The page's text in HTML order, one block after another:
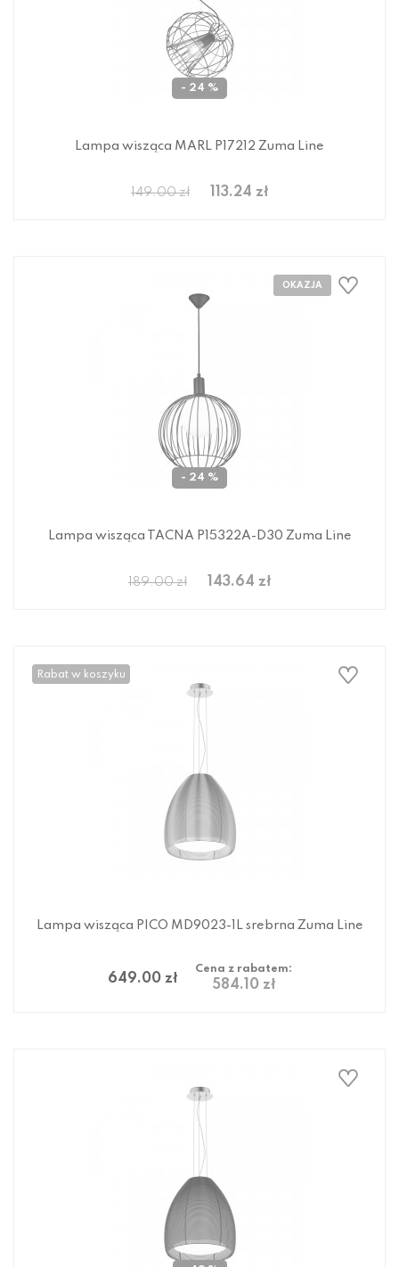
- 24 %
Lampa wisząca MARL P17212 Zuma Line
149.00 zł 113.24 zł
- 24 %
Lampa wisząca TACNA P15322A-D30 Zuma Line
189.00 zł 143.64 zł
Rabat w koszyku
Lampa wisząca PICO MD9023-1L srebrna Zuma Line
649.00 zł
Cena z rabatem:
584.10 zł